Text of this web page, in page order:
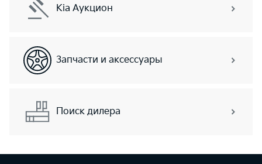
Kia Аукцион
Запчасти и аксессуары
Поиск дилера